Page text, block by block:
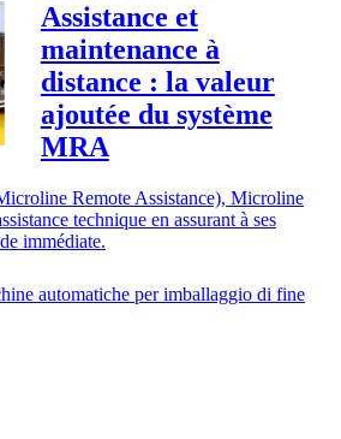
Assistance et
maintenance à
distance : la valeur
ajoutée du système
MRA
Remote Assistance), Microline
technique en assurant à ses
immédiate.